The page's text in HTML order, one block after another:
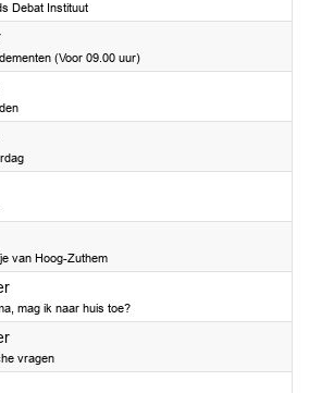
Debat Instituut
2025
(Voor 09.00 uur)
2025
2025
van Hoog-Zuthem
2025
mag ik naar huis toe?
2025
vragen